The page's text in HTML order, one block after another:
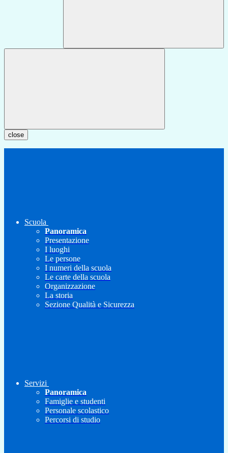
close
Scuola
Panoramica
Presentazione
I luoghi
Le persone
I numeri della scuola
Le carte della scuola
Organizzazione
La storia
Sezione Qualità e Sicurezza
Servizi
Panoramica
Famiglie e studenti
Personale scolastico
Percorsi di studio